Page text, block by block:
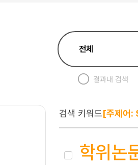
결과내 검색
검색 키워드[주제어
학위논